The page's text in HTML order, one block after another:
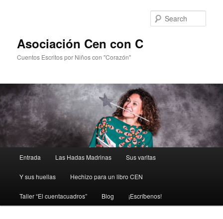
Asociación Cen con C
Cuentos Escritos por Niños con "Corazón"
Skip
to
primary
Entrada Las Hadas Madrinas Sus varitas
Y sus huellas Hechizo para un libro CEN
Taller “El cuentacuadros” Blog ¡Escríbenos!